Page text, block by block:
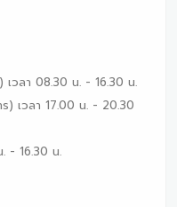
เวลา 08.30 น. - 16.30 น.
) เวลา 17.00 น. - 20.30
- 16.30 น.